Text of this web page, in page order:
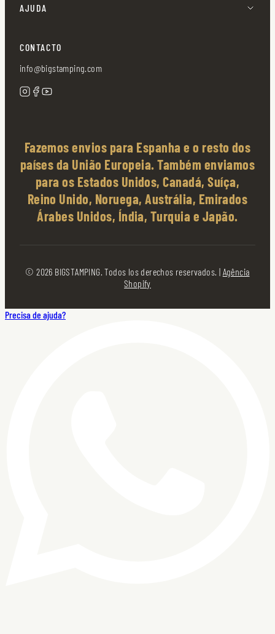
AJUDA
CONTACTO
info@bigstamping.com
Fazemos envios para Espanha e o resto dos
países da União Europeia. Também enviamos
para os Estados Unidos, Canadá, Suíça,
Reino Unido, Noruega, Austrália, Emirados
Árabes Unidos, Índia, Turquia e Japão.
© 2026 BIGSTAMPING. Todos los derechos reservados. | Agência
Shopify
Precisa de ajuda?